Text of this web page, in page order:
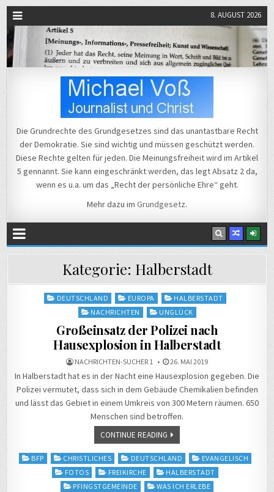
8. AUGUST 2026
Michael Voß
Die Grundrechte des Grundgesetzes sind das unantastbare Recht
der Demokratie. Sie sind wichtig und müssen geschützt werden.
Diese Rechte gelten für jeden. Die Meinungsfreiheit wird im Artikel
5 gennannt. Sie kann eingeschränkt werden, das legt Absatz 2 da,
wenn es u.a. um das „Recht der persönliche Ehre“ geht.
Mehr dazu im Grundgesetz.
Kategorie: Halberstadt
PostedDEUTSCHLAND EUROPA
HALBERSTADT
NACHRICHTEN
UNGLÜCK
Großeinsatz der Polizei nach
Hausexplosion in Halberstadt
NACHRICHTEN-SUCHER 1 26. MAI 2019
In Halberstadt hat es in der Nacht eine Hausexplosion gegeben. Die
Polizei vermutet, dass sich in dem Gebäude Chemikalien befinden
und lässt das Gebiet in einem Umkreis von 300 Metern räumen. 650
Menschen sind betroffen.
CONTINUE READING
Posted
BFP CHRISTLICHES DEUTSCHLAND
EVANGELISCH
FOTOS
FREIKIRCHE
HALBERSTADT
PFINGSTGEMEINDE
WAS ICH ERLEBE